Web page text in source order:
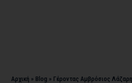
Αρχική » Blog » Γέροντας Αμβρόσιος